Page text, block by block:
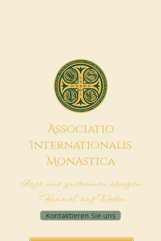
Associatio
Internationalis
MonAstica
Lass uns zusammen bringen
Himmel auf Erden
Kontaktieren Sie uns